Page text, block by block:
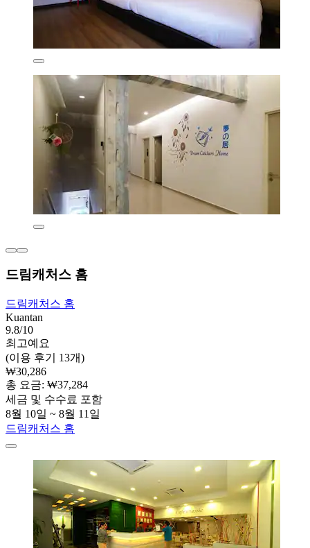
드림캐처스 홈
드림캐처스 홈
Kuantan
9.8/10
최고예요
(이용 후기 13개)
₩30,286
총 요금: ₩37,284
세금 및 수수료 포함
8월 10일 ~ 8월 11일
드림캐처스 홈